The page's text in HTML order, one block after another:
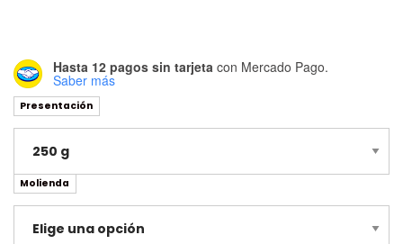
Hasta 12 pagos sin tarjeta con Mercado Pago.
Saber más
Presentación
Molienda